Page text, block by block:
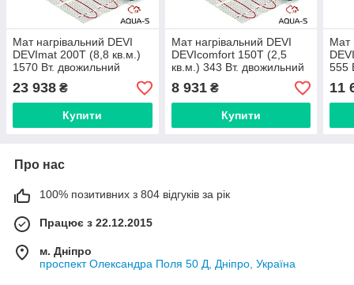
Мат нагрівальний DEVI
DEVImat 200T (8,8 кв.м.)
1570 Вт. двожильний
(140F1739)
23 938 ₴
Купити
Мат нагрівальний DEVI
DEVIcomfort 150T (2,5
кв.м.) 343 Вт. двожильний
(140F1745)
8 931₴
Купити
Мат
555
11
Про нас
100% позитивних з 804 відгуків за рік
Працює з 22.12.2015
м. Дніпро
проспект Олександра Поля 50 Д, Дніпро, Україна